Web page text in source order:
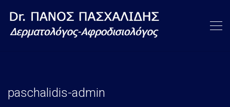
paschalidis-admin